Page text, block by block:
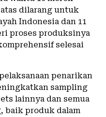
dilarang untuk
Indonesia dan 11
proses produksinya
selesai
penarikan
sampling
lainnya dan semua
baik produk dalam